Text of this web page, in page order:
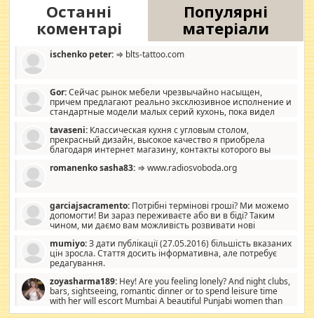
Останні
коментарі
Популярні
матеріали
ischenko peter: ⇒ blts-tattoo.com
Gor:Сейчас рынок мебели чрезвычайно насыщен,
причем предлагают реально эксклюзивное исполнение и
стандартные модели малых серий кухонь, пока видел
стандартные формы, в MebelOk, креативненько и что главное -
со вкусом все в порядке, без ненужных наворотов удорожающих
мебель, а это не последний фактор.
tavaseni: Классическая кухня с угловым столом,
прекрасный дизайн, высокое качество я приобрела
благодаря интернет магазину, контакты которого вы
romanenko sasha83: ⇒ www.radiosvoboda.org
garciajsacramento: Потрібні термінові гроші? Ми можемо
допомогти! Ви зараз переживаєте або ви в біді? Таким
чином, ми даємо вам можливість розвивати нові
допомагати людям, які намагаються дати їм шанс. Кожен
заслуговує на другий шанс, і, оскільки влада не зможе, вони
повинні приймати від інших. Для нас нема багато суми, і зрілість
витрат, а тільки узгоджених сум і нічого іншого. Не чекайте і не
коментуйте цей пост. Введіть суму, яку ви хочете подати, і ми
зв'яжемося з вами з усіма варіантами. зв'яжіться з нами
сьогодні на garciajsacramento@gmail.com Вам потрібні термінові
mumiyo:З дати публікації (27.05.2016) більшість вказаних
цін зросла. Стаття досить інформативна, але потребує
редагування.
zoyasharma189: Hey! Are you feeling lonely? And night clubs,
bars, sightseeing, romantic dinner or to spend leisure time
with her will escort Mumbai A beautiful Punjabi women than
sexy escort companion in arms that you guys feel like 5 star luxury